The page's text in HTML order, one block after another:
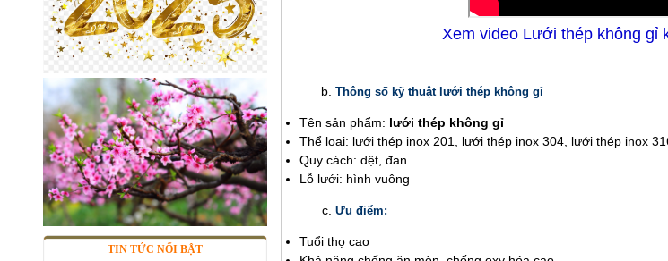
Lưới inox 304
Mã SP: LIox304data12
TIN TỨC NỔI BẬT
Xem video Lưới thép không gỉ
Thông số kỹ thuật ưới thép không gỉ
Tên sản phẩm: lưới thép không gỉ
Thể loại: lưới thép inox 201, lưới thép inox 304, lưới thép inox
Quy cách: dệt, đan
Lỗ lưới: hình vuông
Ưu điểm:
Tuổi thọ cao